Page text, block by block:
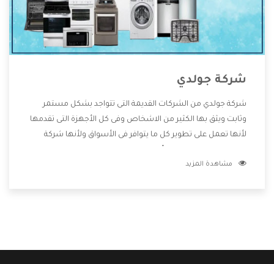
شركة جولدي
شركة جولدي من الشركات القديمة التى تتواجد بشكل مستمر
وثابت ويثق بها الكثير من الاشخاص وفى كل الأجهزة التى تقدمها
لأنها تعمل على تطوير كل ما يتوافر فى الأسواق ولأنها شركة
وتقدم للعملاء أقوى العروض والخصومات التى تسهل على
مشاهدة المزيد